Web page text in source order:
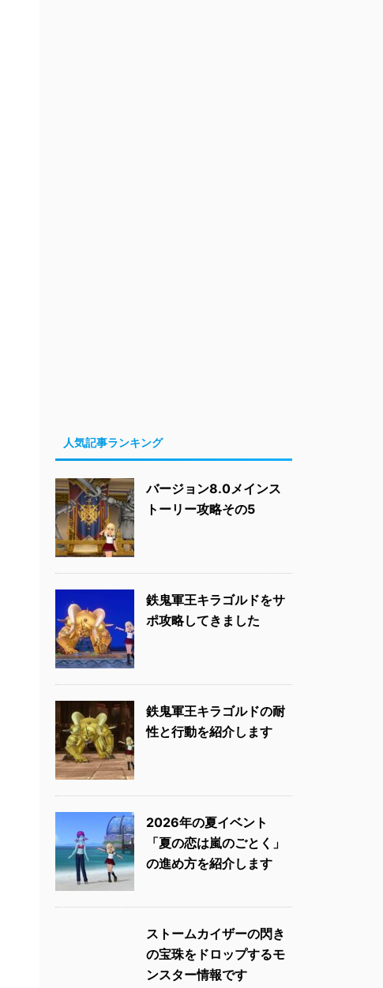
人気記事ランキング
バージョン8.0メインス
トーリー攻略その5
鉄鬼軍王キラゴルドをサ
ポ攻略してきました
鉄鬼軍王キラゴルドの耐
性と行動を紹介します
2026年の夏イベント
「夏の恋は嵐のごとく」
の進め方を紹介します
ストームカイザーの閃き
の宝珠をドロップするモ
ンスター情報です